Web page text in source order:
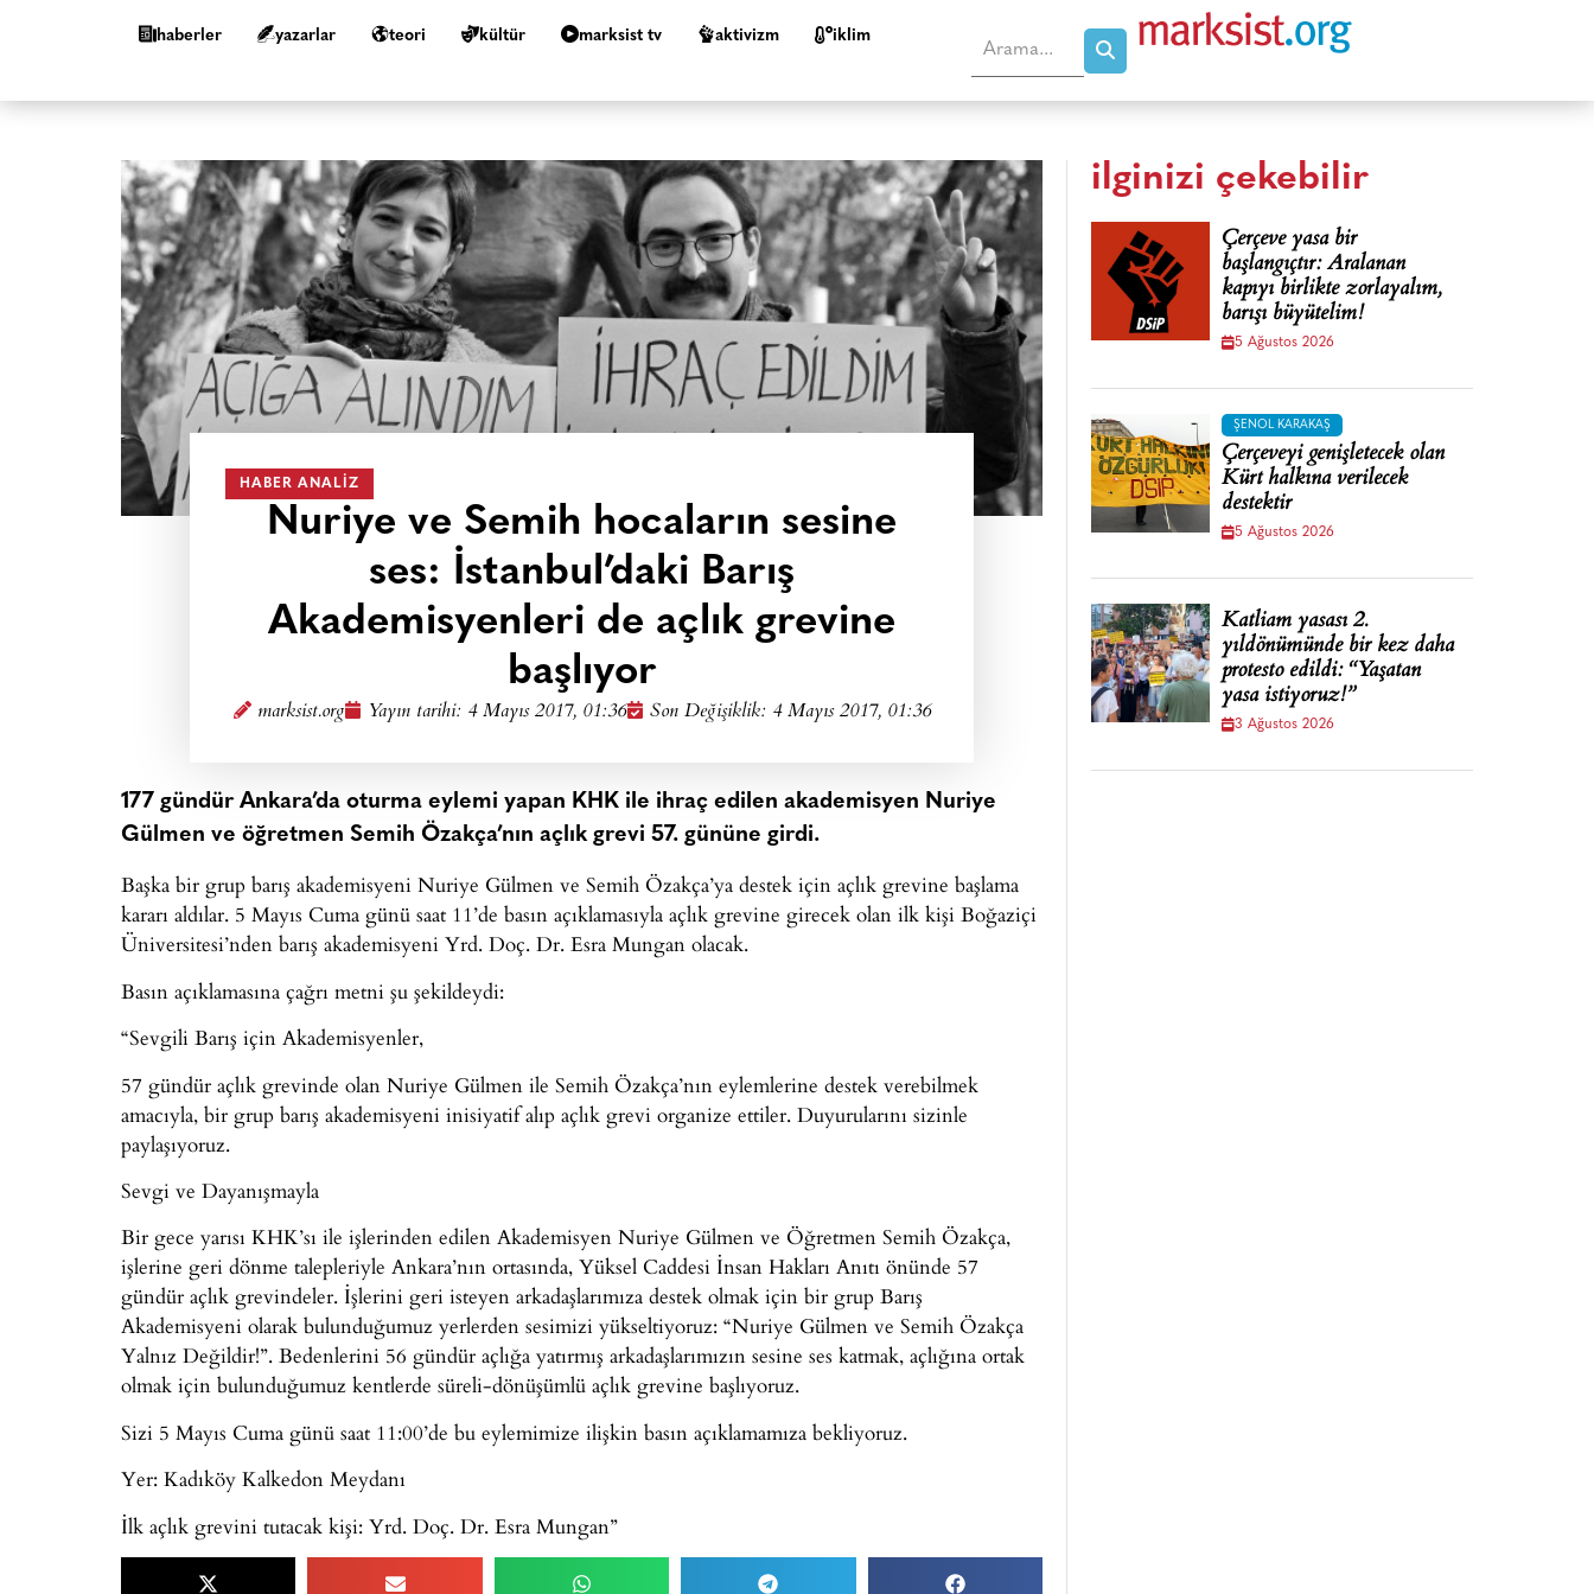
haberler yazarlar teori kültür marksist tv aktivizm i̇klim
HABER ANALIZ
Nuriye ve Semih hocaların sesine
ses: İstanbul’daki Barış
Akademisyenleri de açlık grevine
başlıyor
marksist.org Yayın tarihi: 4 Mayıs 2017, 01:36 Son Değişiklik: 4 Mayıs 2017, 01:36
177 gündür Ankara’da oturma eylemi yapan KHK ile ihraç edilen akademisyen Nuriye
Gülmen ve öğretmen Semih Özakça’nın açlık grevi 57. gününe girdi.
Başka bir grup barış akademisyeni Nuriye Gülmen ve Semih Özakça’ya destek için açlık grevine başlama
kararı aldılar. 5 Mayıs Cuma günü saat 11’de basın açıklamasıyla açlık grevine girecek olan ilk kişi Boğaziçi
Üniversitesi’nden barış akademisyeni Yrd. Doç. Dr. Esra Mungan olacak.
Basın açıklamasına çağrı metni şu şekildeydi:
“Sevgili Barış için Akademisyenler,
57 gündür açlık grevinde olan Nuriye Gülmen ile Semih Özakça’nın eylemlerine destek verebilmek
amacıyla, bir grup barış akademisyeni inisiyatif alıp açlık grevi organize ettiler. Duyurularını sizinle
paylaşıyoruz.
Sevgi ve Dayanışmayla
Bir gece yarısı KHK’sı ile işlerinden edilen Akademisyen Nuriye Gülmen ve Öğretmen Semih Özakça,
işlerine geri dönme talepleriyle Ankara’nın ortasında, Yüksel Caddesi İnsan Hakları Anıtı önünde 57
gündür açlık grevindeler. İşlerini geri isteyen arkadaşlarımıza destek olmak için bir grup Barış
Akademisyeni olarak bulunduğumuz yerlerden sesimizi yükseltiyoruz: “Nuriye Gülmen ve Semih Özakça
Yalnız Değildir!”. Bedenlerini 56 gündür açlığa yatırmış arkadaşlarımızın sesine ses katmak, açlığına ortak
olmak için bulunduğumuz kentlerde süreli-dönüşümlü açlık grevine başlıyoruz.
Sizi 5 Mayıs Cuma günü saat 11:00’de bu eylemimize ilişkin basın açıklamamıza bekliyoruz.
Yer: Kadıköy Kalkedon Meydanı
İlk açlık grevini tutacak kişi: Yrd. Doç. Dr. Esra Mungan”
ilginizi çekebilir
Çerçeve yasa bir
başlangıçtır: Aralanan
kapıyı birlikte zorlayalım,
barışı büyütelim!
5 Ağustos 2026
ŞENOL KARAKAŞ
Çerçeveyi genişletecek olan
Kürt halkına verilecek
destektir
5 Ağustos 2026
Katliam yasası 2.
yıldönümünde bir kez daha
protesto edildi: “Yaşatan
yasa istiyoruz!”
3 Ağustos 2026